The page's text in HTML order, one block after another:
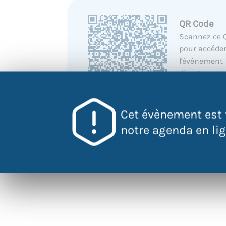
Cet évènement
notre agenda en
QR Code
Scannez ce
pour
l'évènement
directement